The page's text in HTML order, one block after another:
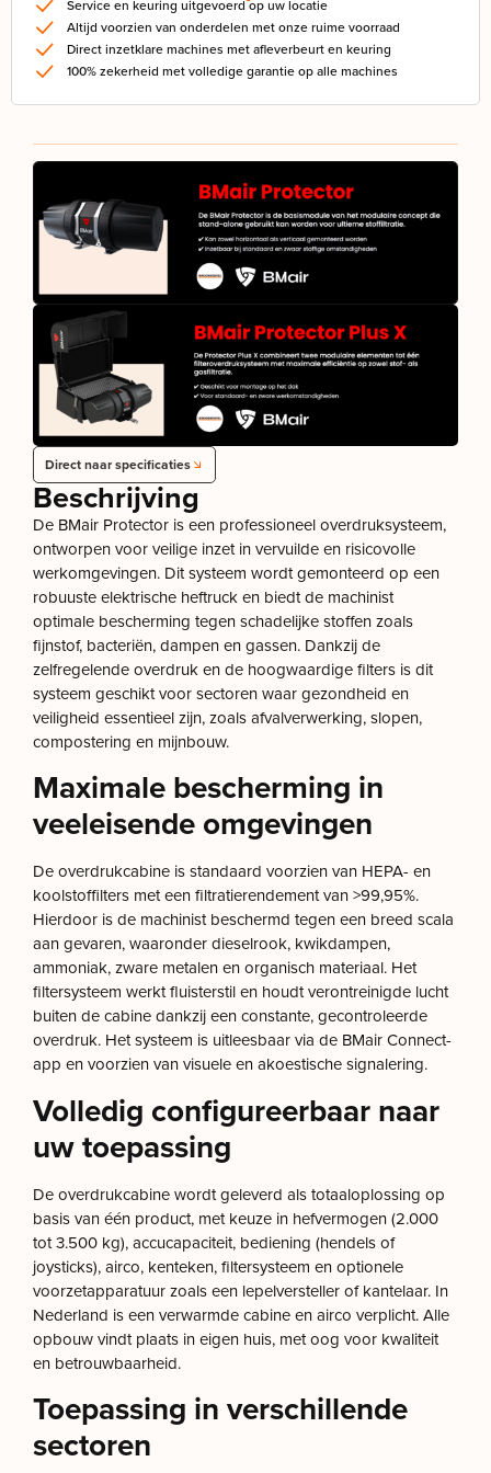
Service en keuring uitgevoerd op uw locatie
Altijd voorzien van onderdelen met onze ruime voorraad
Direct inzetklare machines met afleverbeurt en keuring
100% zekerheid met volledige garantie op alle machines
Direct naar specificaties
Beschrijving
De BMair Protector is een professioneel overdruksysteem,
ontworpen voor veilige inzet in vervuilde en risicovolle
werkomgevingen. Dit systeem wordt gemonteerd op een
robuuste elektrische heftruck en biedt de machinist
optimale bescherming tegen schadelijke stoffen zoals
fijnstof, bacteriën, dampen en gassen. Dankzij de
zelfregelende overdruk en de hoogwaardige filters is dit
systeem geschikt voor sectoren waar gezondheid en
veiligheid essentieel zijn, zoals afvalverwerking, slopen,
compostering en mijnbouw.
Maximale bescherming in
veeleisende omgevingen
De overdrukcabine is standaard voorzien van HEPA- en
koolstoffilters met een filtratierendement van >99,95%.
Hierdoor is de machinist beschermd tegen een breed scala
aan gevaren, waaronder dieselrook, kwikdampen,
ammoniak, zware metalen en organisch materiaal. Het
filtersysteem werkt fluisterstil en houdt verontreinigde lucht
buiten de cabine dankzij een constante, gecontroleerde
overdruk. Het systeem is uitleesbaar via de BMair Connect-
app en voorzien van visuele en akoestische signalering.
Volledig configureerbaar naar
uw toepassing
De overdrukcabine wordt geleverd als totaaloplossing op
basis van één product, met keuze in hefvermogen (2.000
tot 3.500 kg), accucapaciteit, bediening (hendels of
joysticks), airco, kenteken, filtersysteem en optionele
voorzetapparatuur zoals een lepelversteller of kantelaar. In
Nederland is een verwarmde cabine en airco verplicht. Alle
opbouw vindt plaats in eigen huis, met oog voor kwaliteit
en betrouwbaarheid.
Toepassing in verschillende
sectoren